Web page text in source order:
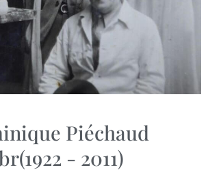
Piéchaud
- 2011)